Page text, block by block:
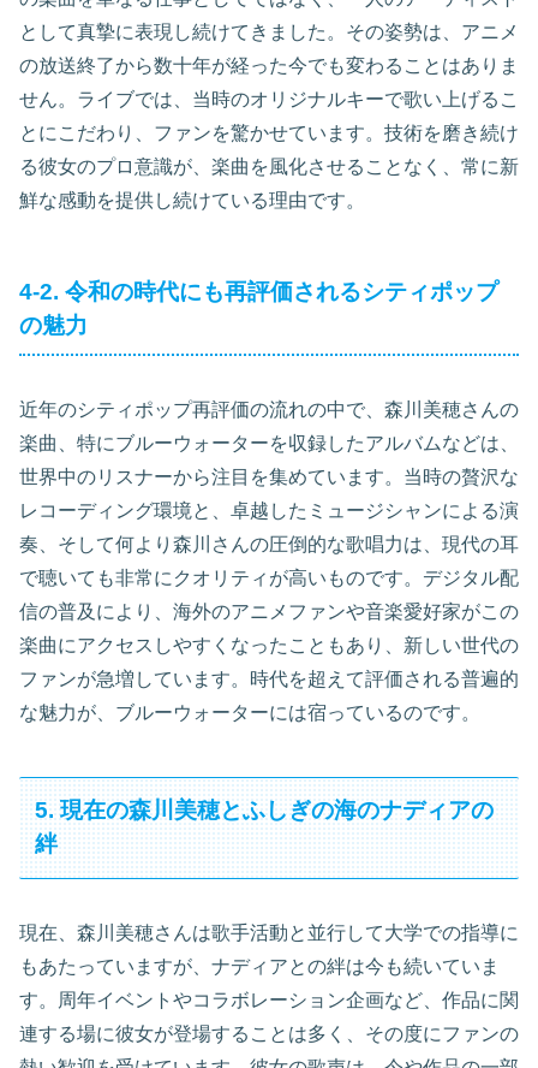
として真摯に表現し続けてきました。その姿勢は、アニメ
の放送終了から数十年が経った今でも変わることはありま
せん。ライブでは、当時のオリジナルキーで歌い上げるこ
とにこだわり、ファンを驚かせています。技術を磨き続け
る彼女のプロ意識が、楽曲を風化させることなく、常に新
鮮な感動を提供し続けている理由です。
4-2. 令和の時代にも再評価されるシティポップ
の魅力
近年のシティポップ再評価の流れの中で、森川美穂さんの
楽曲、特にブルーウォーターを収録したアルバムなどは、
世界中のリスナーから注目を集めています。当時の贅沢な
レコーディング環境と、卓越したミュージシャンによる演
奏、そして何より森川さんの圧倒的な歌唱力は、現代の耳
で聴いても非常にクオリティが高いものです。デジタル配
信の普及により、海外のアニメファンや音楽愛好家がこの
楽曲にアクセスしやすくなったこともあり、新しい世代の
ファンが急増しています。時代を超えて評価される普遍的
な魅力が、ブルーウォーターには宿っているのです。
5. 現在の森川美穂とふしぎの海のナディアの
絆
現在、森川美穂さんは歌手活動と並行して大学での指導に
もあたっていますが、ナディアとの絆は今も続いていま
す。周年イベントやコラボレーション企画など、作品に関
連する場に彼女が登場することは多く、その度にファンの